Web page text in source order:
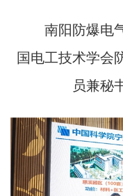
南阳防爆电气
国电工技术学会
员兼秘